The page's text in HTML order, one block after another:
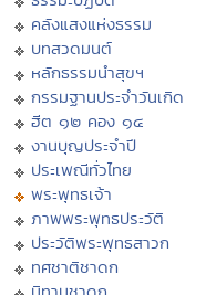
คลังแสงแห่งธรรม
บทสวดมนต์
หลักธรรมนำสุขฯ
กรรมฐานประจำวันเกิด
ฮีต ๑๒ คอง ๑๔
งานบุญประจำปี
ประเพณีทั่วไทย
พระพุทธเจ้า
ภาพพระพุทธประวัติ
ประวัติพระพุทธสาวก
ทศชาติชาดก